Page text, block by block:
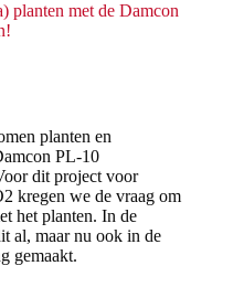
planten met de Damcon
planten en
PL-10
dit project voor
kregen we de vraag om
het planten. In de
al, maar nu ook in de
gemaakt.